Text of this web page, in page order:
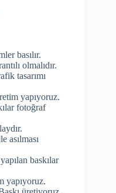
basılır.
olmalıdır.
tasarımı
yapıyoruz.
fotoğraf
asılması
baskılar
yapıyoruz.